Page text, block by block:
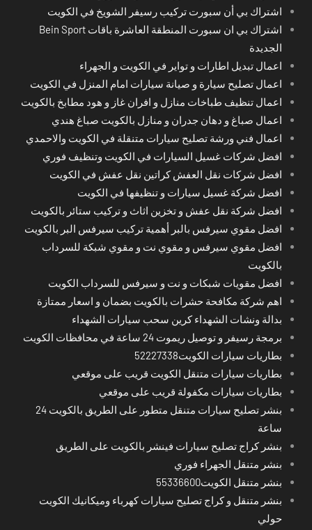
اشتراك بي أن سبورت تركيب رسيفر الشويخ في الكويت
اشتراك بي ان سبورت المنطقة العاشرة باقات Bein Sport
الجديدة
اعمال تبديل اطارات و تواير في الكويت و الجهراء
اعمال تصليح سيارة و صيانة سيارات امام المنزل في الكويت
اعمال تنظيف طباخات منازل و افران غاز و هود مطابخ بالكويت
اعمال صباغ و دهان جدران و منازل بالكويت صباغ هندي
اعمال فني ورشة تصليح سيارات متنقلة في الكويت والاحمدي
افضل شركات غسيل السيارات في الكويت وتنظيف فوري
افضل شركات نقل العفش كراتين نقل عفش في الكويت
افضل شركة غسيل سيارات و تنظيفها في الكويت
افضل شركة نقل عفش و تخزين اثاث و تركيب ستائر بالكويت
افضل مقوي سيرفس بالبر أهمية تركيب سيرفس البر بالكويت
افضل مقوي سيرفس و مقوي نت و مقوي شبكة للسرداب
بالكويت
افضل مقويات شبكات و نت و سيرفس للسرداب الكويت
اهم شركة مكافحة حشرات بالكويت بضمان و اسعار ممتازة
بدالة ونشات الشهداء كرين سحب سيارات الشهداء
برمجة رسيفر و توصيل ريموت 24 ساعة في محافظات الكويت
بطاريات سيارات الكويت52227338
بطاريات سيارات متنقل الكويت قريب على موقعي
بطاريات سيارات مكفولة قريب على موقعي
بنشر تصليح سيارات متنقل متطور على الطريق بالكويت 24
ساعة
بنشر كراج تصليح سيارات فينشر بالكويت على الطريق
بنشر متنقل الجهراء فوري
بنشر متنقل الكويت55336600
بنشر متنقل و كراج تصليح سيارات كهرباء وميكانيك الكويت
حولي